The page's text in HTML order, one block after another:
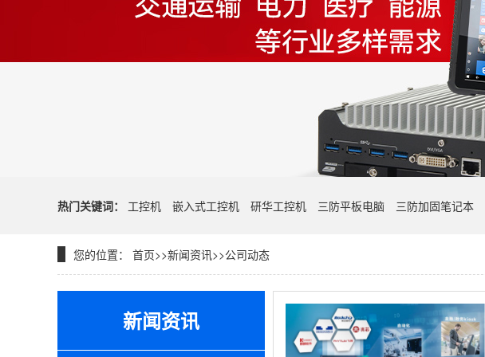
热门关键词： 工控机 嵌入式工控机 研华工控机 三防平板电脑 三防加固笔记本
您的位置： 首页>>新闻资讯>>公司动态
新闻资讯